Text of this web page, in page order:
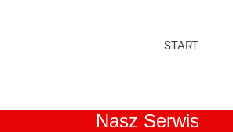
START
Nasz Serwis